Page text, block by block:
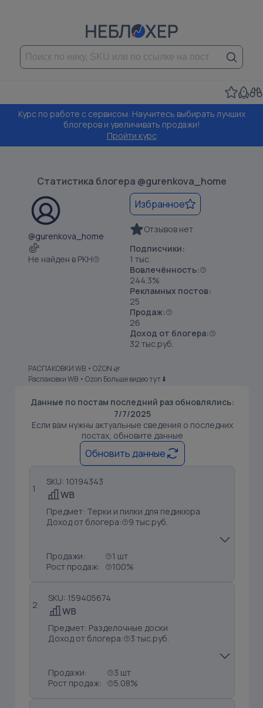
Курс по работе с сервисом: Научитесь выбирать лучших
блогеров и увеличивать продажи!
Пройти курс
Статистика блогера @gurenkova_home
@gurenkova_home
Не найден в РКН
Отзывов нет
Избранное
РАСПАКОВКИ WB • OZON 🌿
Распаковки WB • Ozon Больше видео тут ⬇️
Подписчики:
1 тыс.
Вовлечённость:
244.3%
Рекламных постов:
25
Продаж:
26
Доход от блогера:
32 тыс.руб.
Данные по постам последний раз обновлялись:
7/7/2025
Если вам нужны актуальные сведения о последних
постах, обновите данные
Обновить данные
1
SKU: 10194343
Предмет: Терки и пилки для педикюра
Доход от блогера:
9 тыс.руб.
Продажи:
1 шт
Рост продаж:
100%
2
SKU: 159405674
Предмет: Разделочные доски
Доход от блогера:
3 тыс.руб.
Продажи:
3 шт
Рост продаж:
5.08%